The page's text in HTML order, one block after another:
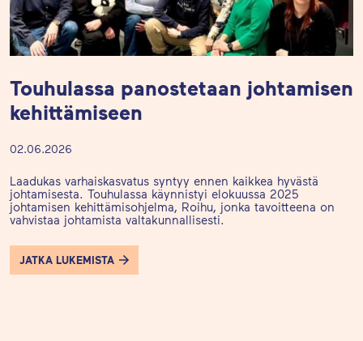
Touhulassa panostetaan johtamisen
kehittämiseen
02.06.2026
Laadukas varhaiskasvatus syntyy ennen kaikkea hyvästä
johtamisesta. Touhulassa käynnistyi elokuussa 2025
johtamisen kehittämisohjelma, Roihu, jonka tavoitteena on
vahvistaa johtamista valtakunnallisesti.
JATKA LUKEMISTA